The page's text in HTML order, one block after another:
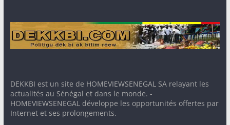
DEKKBI est un site de HOMEVIEWSENEGAL SA relayant les
actualités au Sénégal et dans le monde. -
HOMEVIEWSENEGAL développe les opportunités offertes par
Internet et ses prolongements.